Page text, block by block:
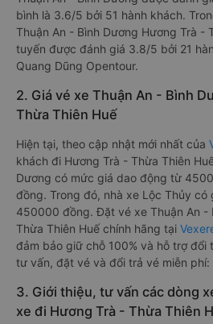
bình là 3.6/5 bởi 51 hành khách.
Thuận An - Bình Dương Hương Trà -
tuyến được đánh giá 3.8/5 bởi 21
Quang Dũng Opentour.
2. Giá vé xe Thuận An - Bình
Thừa Thiên Huế
Hiện tại, theo cập nhật mới nhất của
khách đi Hương Trà - Thừa Thiên
Dương có mức giá dao động từ
đồng. Trong đó, nhà xe Lộc Thủy có
450000 đồng. Đặt vé xe Thuận An -
Thừa Thiên Huế chính hãng tại
đảm bảo giữ chỗ 100% và hỗ trợ đổi
tư vấn, đặt vé và đổi trả vé miễn phí:
3. Giới thiệu, tư vấn các dòng
xe đi Hương Trà - Thừa Thiên